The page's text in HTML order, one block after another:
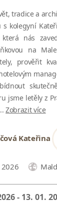
tradice a
kolegyní
nás
na
prověřit
jsme letěly z
Zobrazit více
Kateřina
- 13. 01.